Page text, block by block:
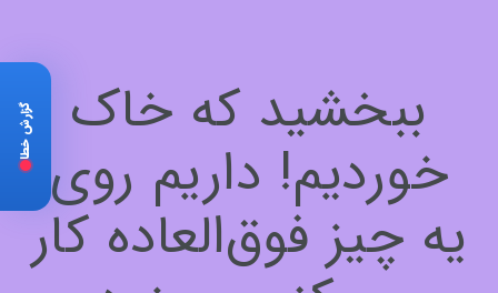
ببخشید که خاک
خوردیم! داریم روی
یه چیز فوق‌العاده کار
گزارش خطا